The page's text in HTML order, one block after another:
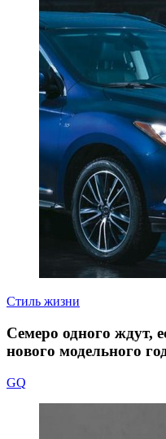
Стиль жизни
Семеро одного ждут,
нового модельного
GQ